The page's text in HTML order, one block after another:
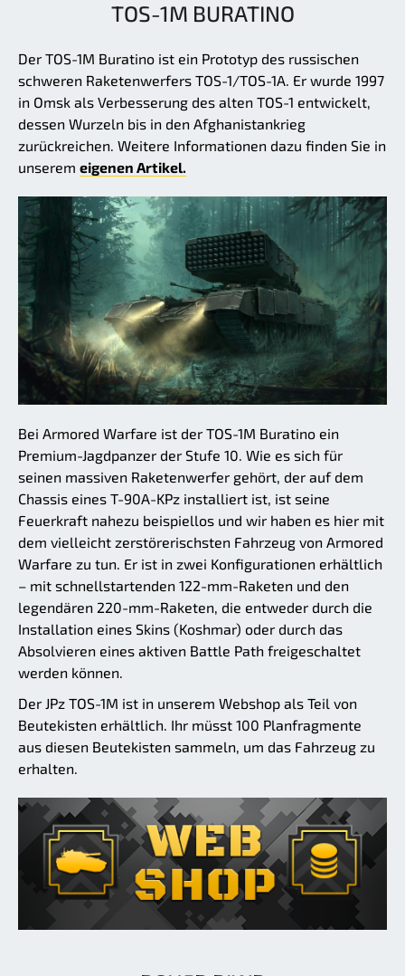
TOS-1M BURATINO
Der TOS-1M Buratino ist ein Prototyp des russischen
schweren Raketenwerfers TOS-1/TOS-1A. Er wurde 1997
in Omsk als Verbesserung des alten TOS-1 entwickelt,
dessen Wurzeln bis in den Afghanistankrieg
zurückreichen. Weitere Informationen dazu finden Sie in
unserem eigenen Artikel.
Bei Armored Warfare ist der TOS-1M Buratino ein
Premium-Jagdpanzer der Stufe 10. Wie es sich für
seinen massiven Raketenwerfer gehört, der auf dem
Chassis eines T-90A-KPz installiert ist, ist seine
Feuerkraft nahezu beispiellos und wir haben es hier mit
dem vielleicht zerstörerischsten Fahrzeug von Armored
Warfare zu tun. Er ist in zwei Konfigurationen erhältlich
– mit schnellstartenden 122-mm-Raketen und den
legendären 220-mm-Raketen, die entweder durch die
Installation eines Skins (Koshmar) oder durch das
Absolvieren eines aktiven Battle Path freigeschaltet
werden können.
Der JPz TOS-1M ist in unserem Webshop als Teil von
Beutekisten erhältlich. Ihr müsst 100 Planfragmente
aus diesen Beutekisten sammeln, um das Fahrzeug zu
erhalten.